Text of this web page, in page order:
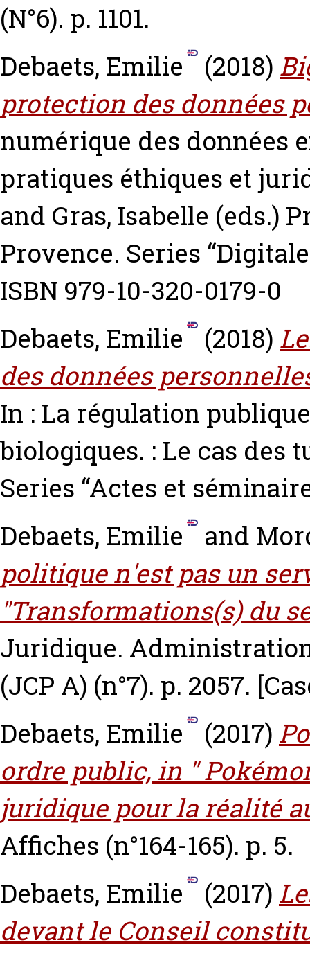
(N°6). p. 1101.
Debaets, Emilie
(2018)
protection des données
numérique des données
pratiques éthiques et
and Gras, Isabelle (eds.)
Provence. Series
ISBN 979-10-320-0179-0
Debaets, Emilie
(2018)
des données
In : La régulation
biologiques. : Le cas des
Series “Actes et
Debaets, Emilie
and
politique n'est pas un
"Transformations(s) du
Juridique.
(JCP A) (n°7). p. 2057.
Debaets, Emilie
(2017)
ordre public, in "
juridique pour la réalité
Affiches (n°164-165). p. 5.
Debaets, Emilie
(2017)
devant le Conseil